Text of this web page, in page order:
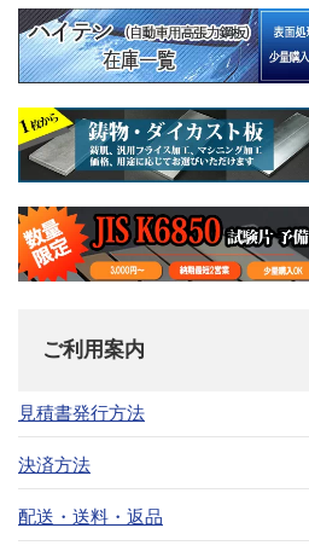
ご利用案内
見積書発行方法
決済方法
配送・送料・返品